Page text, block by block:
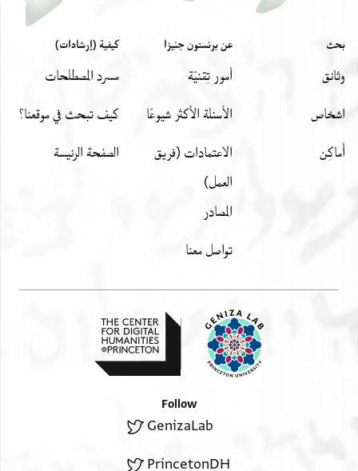
بحث
وثائق
اشخاص
أَماكِن
عن برنستون جنيزا
أمور تِقنيّة
الأسئلة الأكثر شيوعًا
الاعتمادات (فريق
العمل)
المصادر
تواصل معنا
كيفية (إرشادات)
مسرد المصطلحات
كيف تبحث في موقعنا؟
الصفحة الرئيسة
Follow
GenizaLab
PrincetonDH